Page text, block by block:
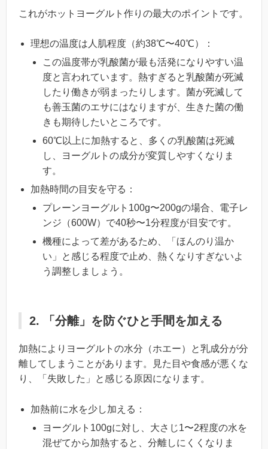
これがホットヨーグルト作りの最大のポイントです。
理想の温度は人肌程度（約38℃〜40℃）：
この温度帯が乳酸菌が最も活発になりやすい温
度と言われています。熱すぎると乳酸菌が死滅
したり働きが弱まったりします。菌が死滅して
も善玉菌のエサにはなりますが、生きた菌の働
きも期待したいところです。
60℃以上に加熱すると、多くの乳酸菌は死滅
し、ヨーグルトの成分が変質しやすくなりま
す。
加熱時間の目安を守る：
プレーンヨーグルト100g〜200gの場合、電子レ
ンジ（600W）で40秒〜1分程度が目安です。
機種によって差があるため、「ほんのり温か
い」と感じる程度で止め、熱くなりすぎないよ
う調整しましょう。
2. 「分離」を防ぐひと手間を加える
加熱によりヨーグルトの水分（ホエー）と乳成分が分
離してしまうことがあります。見た目や食感が悪くな
り、「失敗した」と感じる原因になります。
加熱前に水を少し加える：
ヨーグルト100gに対し、大さじ1〜2程度の水を
混ぜてから加熱すると、分離しにくくなりま